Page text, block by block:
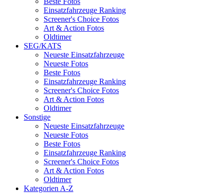
Einsatzfahrzeuge Ranking
Screener's Choice Fotos
Art & Action Fotos
Oldtimer
SEG/KATS
Neueste Einsatzfahrzeuge
Neueste Fotos
Beste Fotos
Einsatzfahrzeuge Ranking
Screener's Choice Fotos
Art & Action Fotos
Oldtimer
Sonstige
Neueste Einsatzfahrzeuge
Neueste Fotos
Beste Fotos
Einsatzfahrzeuge Ranking
Screener's Choice Fotos
Art & Action Fotos
Oldtimer
Kategorien A-Z